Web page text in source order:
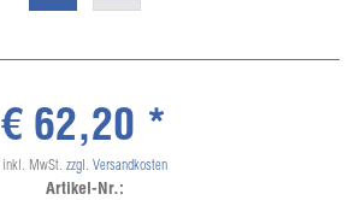
€ 62,20 *
inkl. MwSt. zzgl. Versandkosten
Artikel-Nr.: